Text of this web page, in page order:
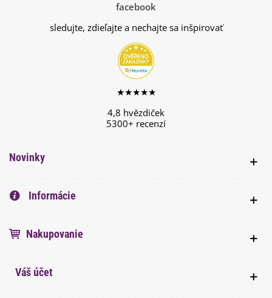
facebook
sledujte, zdieľajte a nechajte sa inšpirovať
★★★★★
4,8 hvězdiček
5300+ recenzí
Novinky
Informácie
Nakupovanie
Váš účet